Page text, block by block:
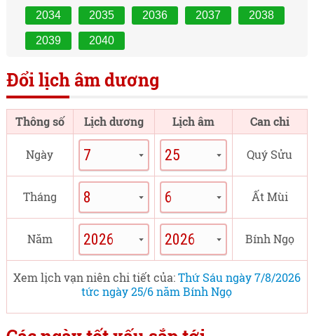
2034 2035 2036 2037 2038
2039 2040
Đổi lịch âm dương
Thông số Lịch dương Lịch âm Can chi
Ngày Quý Sửu
Tháng Ất Mùi
Năm Bính Ngọ
Xem lịch vạn niên chi tiết của:Thứ Sáu ngày 7/8/2026
tức ngày 25/6 năm Bính Ngọ